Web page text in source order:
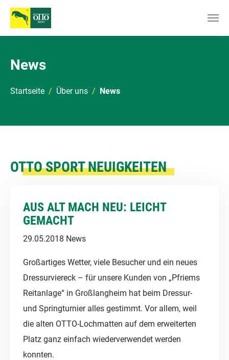
News
Startseite Über uns News
OTTO SPORT NEUIGKEITEN
AUS ALT MACH NEU: LEICHT
GEMACHT
29.05.2018 News
Großartiges Wetter, viele Besucher und ein neues
Dressurviereck – für unsere Kunden von „Pfriems
Reitanlage“ in Großlangheim hat beim Dressur-
und Springturnier alles gestimmt. Vor allem, weil
die alten OTTO-Lochmatten auf dem erweiterten
Platz ganz einfach wiederverwendet werden
konnten.